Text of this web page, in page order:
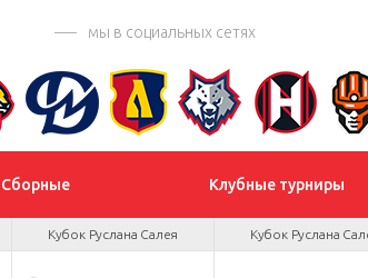
мы в социальных сетях
Сборные Клубные турниры
Кубок Руслана Салея Кубок Руслана